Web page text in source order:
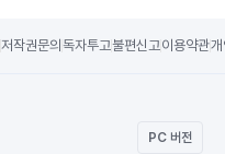
저작권문의 독자투고불편신고이용약관
PC 버전